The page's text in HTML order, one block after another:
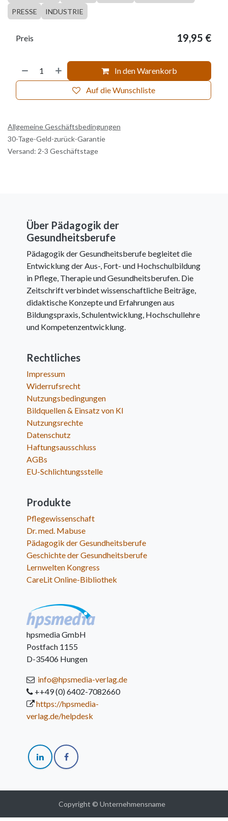
PRESSE
INDUSTRIE
In den Warenkorb
Auf die Wunschliste
Preis 19,95 €
Allgemeine Geschäftsbedingungen
30-Tage-Geld-zurück-Garantie
Versand: 2-3 Geschäftstage
Über Pädagogik der
Gesundheitsberufe
Pädagogik der Gesundheitsberufe begleitet die
Entwicklung der Aus-, Fort- und Hochschulbildung
in Pflege, Therapie und Gesundheitsberufen. Die
Zeitschrift verbindet wissenschaftliche Beiträge,
didaktische Konzepte und Erfahrungen aus
Bildungspraxis, Schulentwicklung, Hochschullehre
und Kompetenzentwicklung.
Rechtliches
Impressum
Widerrufsrecht
Nutzungsbedingungen
Bildquellen & Einsatz von KI
Nutzungsrechte
Datenschutz
Haftungsausschluss
AGBs
EU-Schlichtungsstelle
Produkte
Pflegewissenschaft
Dr. med. Mabuse
Pädagogik der Gesundheitsberufe
Geschichte der Gesundheitsberufe
Lernwelten Kongress
CareLit Online-Bibliothek
hpsmedia GmbH
Postfach 1155
D-35406 Hungen
info@hpsmedia-verlag.de
++49 (0) 6402-7082660
https://hpsmedia-
verlag.de/helpdesk
Copyright © Unternehmensname